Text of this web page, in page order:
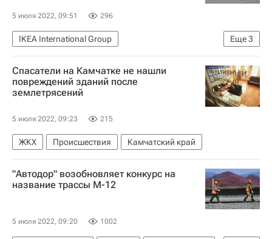
5 июля 2022, 09:51 296
Еще3
IKEA International Group
Коммерческая недвижимость
Россия
Швеция
Спасатели на Камчатке не нашли
повреждений зданий после
землетрясений
5 июля 2022, 09:23 215
ЖКХ Происшествия Камчатский край
"Автодор" возобновляет конкурс на
название трассы М-12
5 июля 2022, 09:20 1002